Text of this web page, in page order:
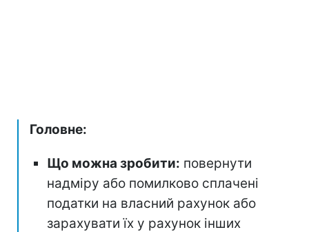
Головне:
Що можна зробити: повернути
надміру або помилково сплачені
податки на власний рахунок або
зарахувати їх у рахунок інших